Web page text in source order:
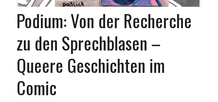
Podium: Von der Recherche
zu den Sprechblasen –
Queere Geschichten im
Comic